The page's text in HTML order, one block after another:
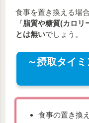
食事を置き換える場
『脂質や糖質(カロリ
とは無いでしょう。
～摂取タイ
食事の置き換え